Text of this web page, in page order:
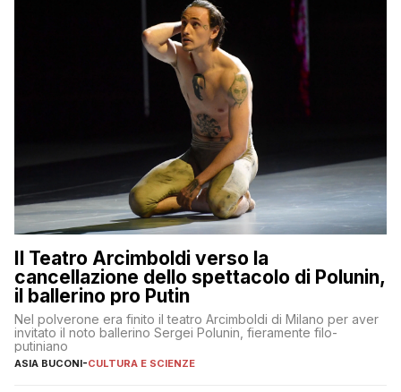
Il Teatro Arcimboldi verso la
cancellazione dello spettacolo di Polunin,
il ballerino pro Putin
Nel polverone era finito il teatro Arcimboldi di Milano per aver
invitato il noto ballerino Sergei Polunin, fieramente filo-
putiniano
ASIA BUCONI-CULTURA E SCIENZE